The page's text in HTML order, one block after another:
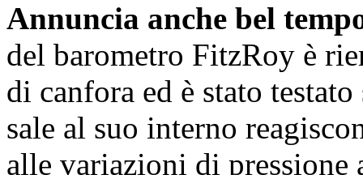
Annuncia anche bel
del barometro FitzRoy è
di canfora ed è stato
sale al suo interno
alle variazioni di pressione